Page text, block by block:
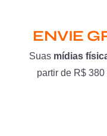
ENVIE
Suas mídias
partir de R$